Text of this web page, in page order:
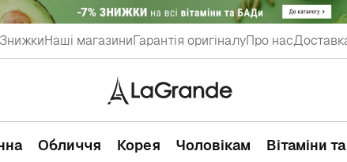
Наші магазиниГарантія оригіналуПро нас
Обличчя Корея Чоловікам Вітаміни